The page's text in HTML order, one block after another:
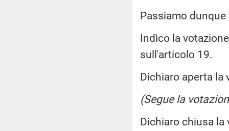
Passiamo dunque
Indìco la
sull'articolo 19.
Dichiaro aperta la
(Segue la
Dichiaro chiusa la